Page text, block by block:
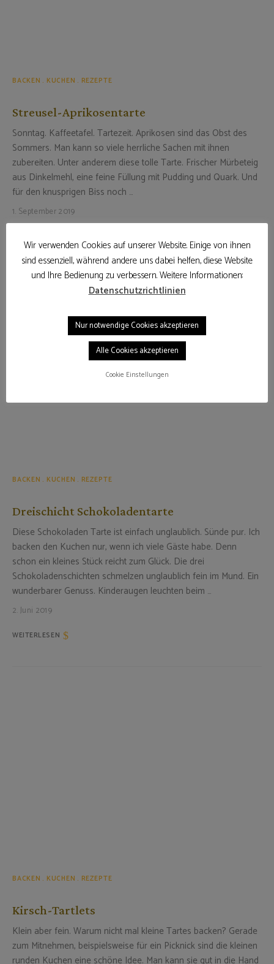
BACKEN KUCHEN REZEPTE
Streusel-Aprikosentarte
Sonntag. Kaffeetafel. Tartezeit. Aprikosen sind das Obst des
Sommers. Man kann so viele herrliche Sachen mit ihnen
zubereiten. Unter anderem diese tolle Tarte. Frischer Mürbeteig
aus Dinkelmehl, eine feine Füllung mit Pudding und Quark. Und
für den knusprigen Biss noch …
1. September 2019
BACKEN KUCHEN REZEPTE
Dreischicht Schokoladentarte
Diese Schokoladen Tarte ist einfach unglaublich. Sünde pur. Ich
backen den Kuchen nur, wenn ich viele Gäste habe. Denn
schon ein kleines Stück reicht zum Glück. Die drei
Schokoladenschichten schmelzen unglaublich fein im Mund. Ein
wunderbarer Genuss. Kinderaugen leuchten beim …
2. Juni 2019
WEITERLESEN
BACKEN KUCHEN REZEPTE
Kirsch-Tartlets
Klein aber fein. Warum nicht mal kleine Tartes backen? Gerade
zum Mitnehmen, beispielsweise für ein Picknick sind die kleinen
runden Kuchen eine schöne Idee. Man kann sie gut in die Hand
Wir verwenden Cookies auf unserer Website. Einige von ihnen
sind essenziell, während andere uns dabei helfen, diese Website
und Ihre Bedienung zu verbessern. Weitere Informationen:
Datenschutzrichtlinien
Nur notwendige Cookies akzeptieren
Alle Cookies akzeptieren
Cookie Einstellungen